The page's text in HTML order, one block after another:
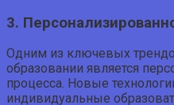
3.
Одним из ключевых
образовании является
процесса. Новые
индивидуальные